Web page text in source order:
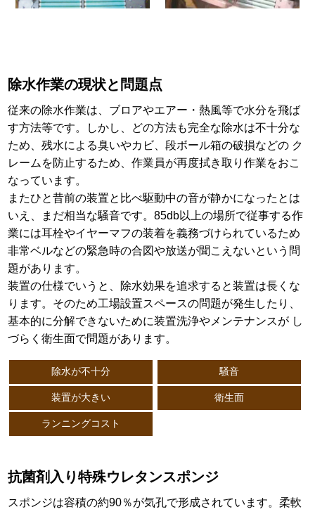
除水作業の現状と問題点
従来の除水作業は、ブロアやエアー・熱風等で水分を飛ば
す方法等です。しかし、どの方法も完全な除水は不十分な
ため、残水による臭いやカビ、段ボール箱の破損などの ク
レームを防止するため、作業員が再度拭き取り作業をおこ
なっています。
またひと昔前の装置と比べ駆動中の音が静かになったとは
いえ、まだ相当な騒音です。85db以上の場所で従事する作
業には耳栓やイヤーマフの装着を義務づけられているため
非常ベルなどの緊急時の合図や放送が聞こえないという問
題があります。
装置の仕様でいうと、除水効果を追求すると装置は⻑くな
ります。そのため工場設置スペースの問題が発生したり、
基本的に分解できないために装置洗浄やメンテナンスが し
づらく衛生面で問題があります。
除水が不十分 騒音
装置が大きい 衛生面
ランニングコスト
抗菌剤入り特殊ウレタンスポンジ
スポンジは容積の約90％が気孔で形成されています。柔軟